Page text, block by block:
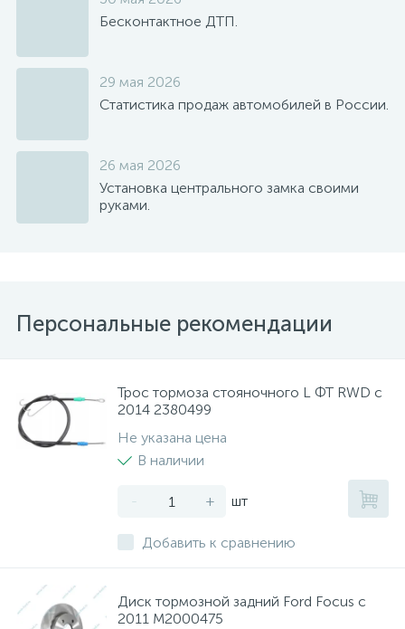
Бесконтактное ДТП.
29 мая 2026
Статистика продаж автомобилей в России.
26 мая 2026
Установка центрального замка своими
руками.
Персональные рекомендации
Трос тормоза стояночного L ФТ RWD с
2014 2380499
Не указана цена
В наличии
- + шт
Добавить к сравнению
Диск тормозной задний Ford Focus с
2011 M2000475